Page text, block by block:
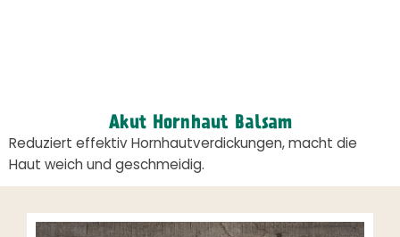
Akut Hornhaut Balsam
Reduziert effektiv Hornhautverdickungen, macht die
Haut weich und geschmeidig.